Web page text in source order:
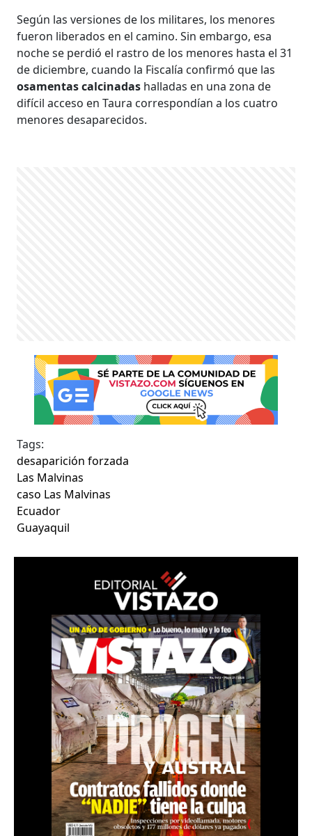
Según las versiones de los militares, los menores
fueron liberados en el camino. Sin embargo, esa
noche se perdió el rastro de los menores hasta el 31
de diciembre, cuando la Fiscalía confirmó que las
osamentascalcinadas halladas en una zona de
difícil acceso en Taura correspondían a los cuatro
menores desaparecidos.
Tags:
desaparición forzada
Las Malvinas
caso Las Malvinas
Ecuador
Guayaquil